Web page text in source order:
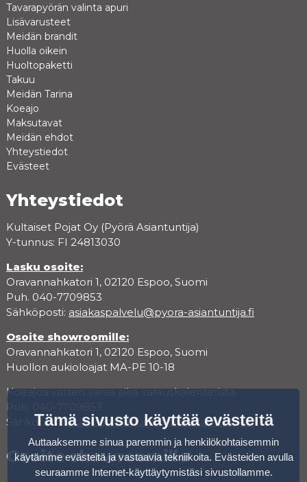
Tavarapyörän valinta apuri
Lisävarusteet
Meidän brandit
Huolla oikein
Huoltopaketti
Takuu
Meidän Tarina
Koeajo
Maksutavat
Meidän ehdot
Yhteystiedot
Evästeet
Yhteystiedot
Kultaiset Pojat Oy (Pyörä Asiantuntija)
Y-tunnus: FI 24813030
Lasku osoite:
Oravannahkatori 1, 02120 Espoo, Suomi
Puh. 040-7709853
Sähköposti: asiakaspalvelu@pyora-asiantuntija.fi
Osoite showroomille:
Oravannahkatori 1, 02120 Espoo, Suomi
Huollon aukioloajat MA-PE 10-18
Koeajoa varten varaa aika varauskalenterista.
Sähköposti:asiakaspalvelu@pyora-asiantuntija.fi
Osoite showroomille
Tämä sivusto käyttää evästeitä
Auttaaksemme sinua paremmin ja henkilökohtaisemmin
käytämme evästeitä ja vastaavia tekniikoita. Evästeiden avulla
seuraamme Internet-käyttäytymistäsi sivustollamme.